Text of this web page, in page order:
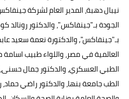
نيبال دهبة، المدير العام لشركة
الجودة بـ"جينفاكس"، والدكتور رونالد
بـ"جينفاكس", والدكتورة نعمة سعيد
العالمية في مصر، واللواء طبيب
الطبي العسكري، والدكتور جمال
الطب جامعة بنها، والدكتور راضي